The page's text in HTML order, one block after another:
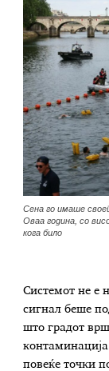
Сена го имаше
Оваа година, со
кога било
Системот не е
сигнал беше
што градот
повеќе точки